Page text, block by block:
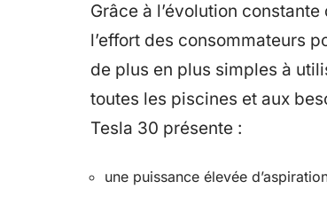
Grâce à l’évolution
l’effort des consommateurs
de plus en plus simples à
toutes les piscines et aux
Tesla 30 présente :
une puissance élevée